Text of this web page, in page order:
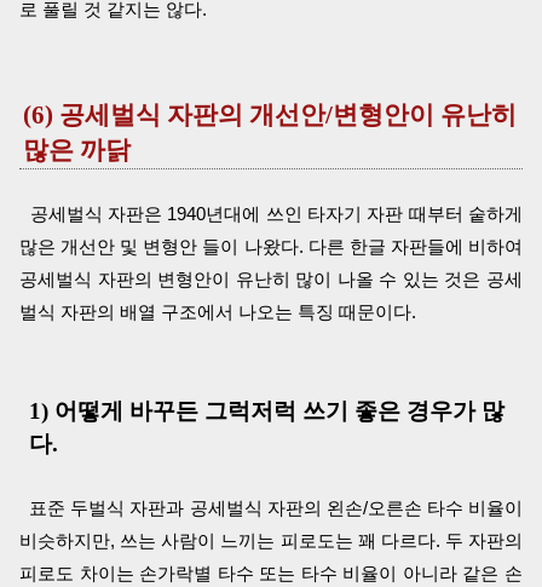
로 풀릴 것 같지는 않다.
(6) 공세벌식 자판의 개선안/변형안이 유난히
많은 까닭
공세벌식 자판은 1940년대에 쓰인 타자기 자판 때부터 숱하게
많은 개선안 및 변형안 들이 나왔다. 다른 한글 자판들에 비하여
공세벌식 자판의 변형안이 유난히 많이 나올 수 있는 것은 공세
벌식 자판의 배열 구조에서 나오는 특징 때문이다.
1) 어떻게 바꾸든 그럭저럭 쓰기 좋은 경우가 많
다.
표준 두벌식 자판과 공세벌식 자판의 왼손/오른손 타수 비율이
비슷하지만, 쓰는 사람이 느끼는 피로도는 꽤 다르다. 두 자판의
피로도 차이는 손가락별 타수 또는 타수 비율이 아니라 같은 손